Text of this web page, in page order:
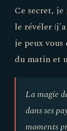
Ce secret, je
le révéler
je peux
du matin et
La magie
dans ses
moments